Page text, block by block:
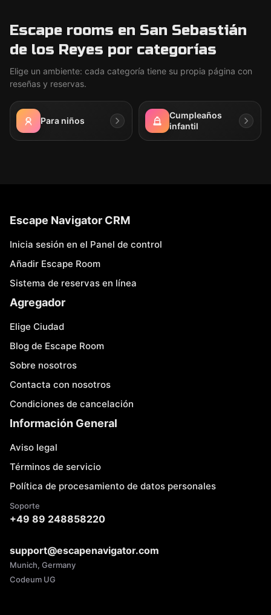
Escape rooms en San Sebastián
de los Reyes por categorías
Elige un ambiente: cada categoría tiene su propia página con
reseñas y reservas.
Para niños
Cumpleaños
infantil
Escape Navigator CRM
Inicia sesión en el Panel de control
Añadir Escape Room
Sistema de reservas en línea
Agregador
Elige Ciudad
Blog de Escape Room
Sobre nosotros
Contacta con nosotros
Condiciones de cancelación
Información General
Aviso legal
Términos de servicio
Política de procesamiento de datos personales
Soporte
+49 89 248858220
support@escapenavigator.com
Munich, Germany
Codeum UG